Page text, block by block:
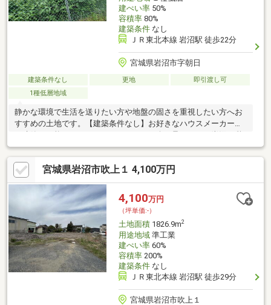
建ぺい率50%
容積率80%
建築条件なし
ＪＲ東北本線 岩沼駅 徒歩22分
宮城県岩沼市字朝日
建築条件なし 更地
即引渡し可
1種低層地域
静かな環境で生活を送りたい方や地盤の固さを重視したい方へお
すすめの土地です。【建築条件なし】お好きなハウスメーカーで
いの「朝日山公園」や学校が近くにあります。お子さま世代ファ
ミリーにもおすすめの土地です。
宮城県岩沼市吹上１ 4,100万円
4,100万円
（坪単価:-）
土地面積1826.9m2
用途地域準工業
建ぺい率60%
容積率200%
建築条件なし
ＪＲ東北本線 岩沼駅 徒歩29分
宮城県岩沼市吹上１